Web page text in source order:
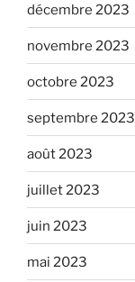
décembre 2023
novembre 2023
octobre 2023
septembre 2023
août 2023
juillet 2023
juin 2023
mai 2023